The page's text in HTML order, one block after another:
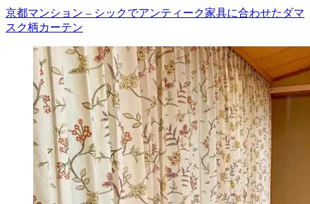
京都マンション – シックでアンティーク家具に合わせたダマ
スク柄カーテン